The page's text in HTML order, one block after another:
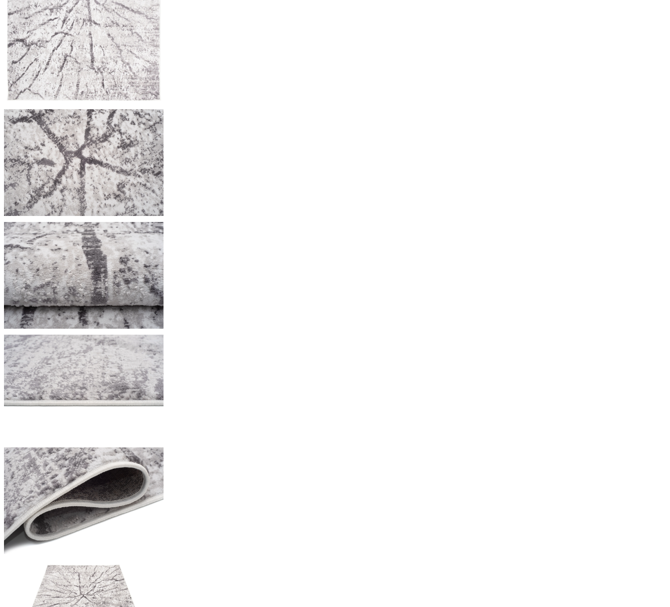
Nous utilisons des cookies pour personnaliser le contenu et les annonces, offrir des fonctionnalités de réseaux sociaux et analyser notre trafic.
Nous partageons également des informations sur votre utilisation de notre site avec nos partenaires sociaux, publicitaires et analytiques. Ces
partenaires peuvent combiner ces informations avec d'autres données que vous leur avez fournies ou qu'ils ont collectées lors de votre
utilisation de leurs services.
Les cookies indispensables sont cruciaux pour les fonctions de base du site et le site ne fonctionnera pas comme prévu sans eux. Ces cookies
ne stockent aucune donnée permettant d'identifier personnellement un utilisateur.
Préférences
Les cookies liés aux préférences permettent au site de se souvenir des informations qui modifient l'apparence ou le fonctionnement du site,
comme votre langue préférée ou la région dans laquelle vous vous trouvez.